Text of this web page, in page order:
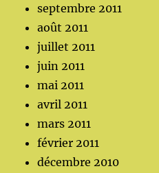
septembre 2011
août 2011
juillet 2011
juin 2011
mai 2011
avril 2011
mars 2011
février 2011
décembre 2010